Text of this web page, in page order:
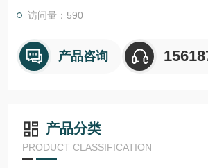
访问量：590
产品咨询
产品分类
PRODUCT CLASSIFICATION